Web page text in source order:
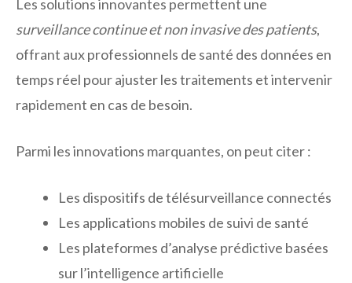
Les solutions innovantes permettent une
surveillance continue et non invasive des patients,
offrant aux professionnels de santé des données en
temps réel pour ajuster les traitements et intervenir
rapidement en cas de besoin.
Parmi les innovations marquantes, on peut citer :
Les dispositifs de télésurveillance connectés
Les applications mobiles de suivi de santé
Les plateformes d’analyse prédictive basées
sur l’intelligence artificielle